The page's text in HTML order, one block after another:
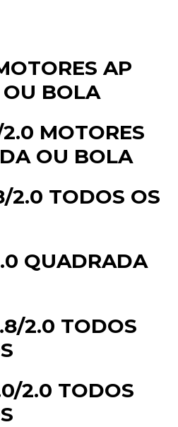
AP
BOLA
MOTORES
OU BOLA
2.0 TODOS OS
QUADRADA
2.0 TODOS
2.0 TODOS